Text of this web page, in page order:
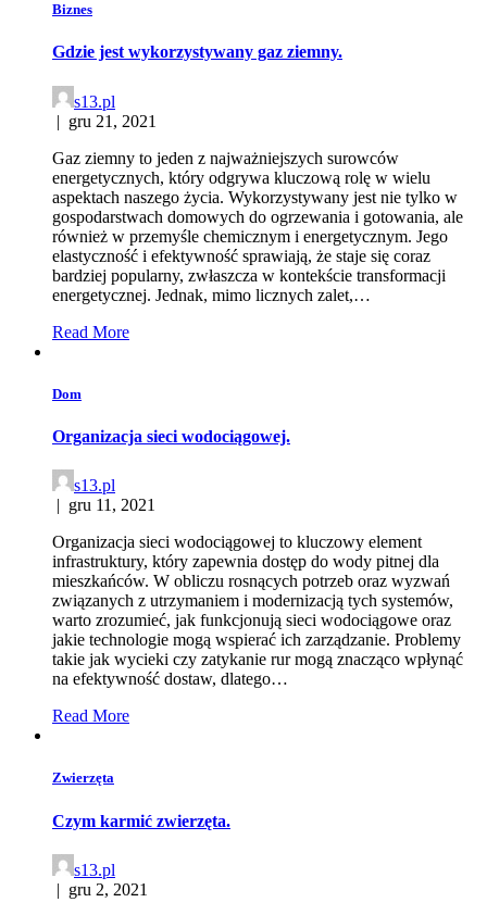
Biznes
Gdzie jest wykorzystywany gaz ziemny.
s13.pl
| gru 21, 2021
Gaz ziemny to jeden z najważniejszych surowców
energetycznych, który odgrywa kluczową rolę w wielu
aspektach naszego życia. Wykorzystywany jest nie tylko w
gospodarstwach domowych do ogrzewania i gotowania, ale
również w przemyśle chemicznym i energetycznym. Jego
elastyczność i efektywność sprawiają, że staje się coraz
bardziej popularny, zwłaszcza w kontekście transformacji
energetycznej. Jednak, mimo licznych zalet,…
Read More
Dom
Organizacja sieci wodociągowej.
s13.pl
| gru 11, 2021
Organizacja sieci wodociągowej to kluczowy element
infrastruktury, który zapewnia dostęp do wody pitnej dla
mieszkańców. W obliczu rosnących potrzeb oraz wyzwań
związanych z utrzymaniem i modernizacją tych systemów,
warto zrozumieć, jak funkcjonują sieci wodociągowe oraz
jakie technologie mogą wspierać ich zarządzanie. Problemy
takie jak wycieki czy zatykanie rur mogą znacząco wpłynąć
na efektywność dostaw, dlatego…
Read More
Zwierzęta
Czym karmić zwierzęta.
s13.pl
| gru 2, 2021